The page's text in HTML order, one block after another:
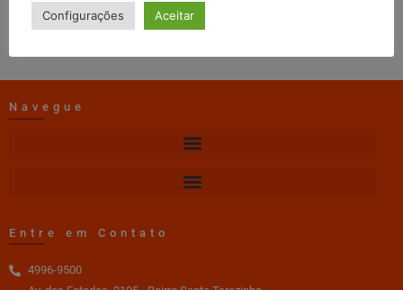
Navegue
Entre em Contato
4996-9500
Configurações Aceitar